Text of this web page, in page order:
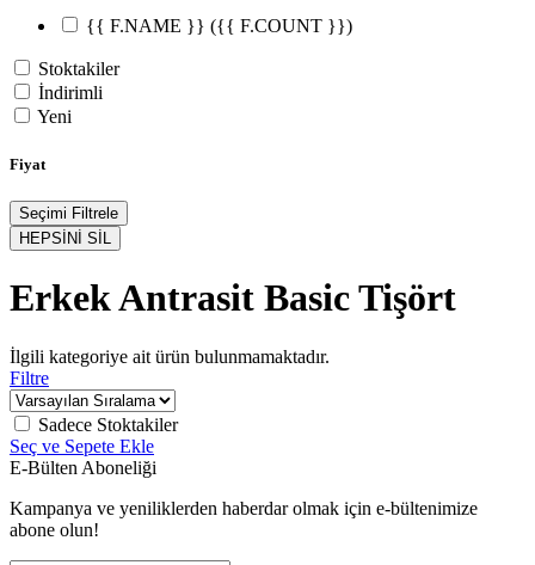
{{ F.NAME }} ({{ F.COUNT }})
Stoktakiler
İndirimli
Yeni
Fiyat
Seçimi Filtrele
HEPSİNİ SİL
Erkek Antrasit Basic Tişört
İlgili kategoriye ait ürün bulunmamaktadır.
Filtre
Sadece Stoktakiler
Seç ve Sepete Ekle
E-Bülten Aboneliği
Kampanya ve yeniliklerden haberdar olmak için e-bültenimize
abone olun!